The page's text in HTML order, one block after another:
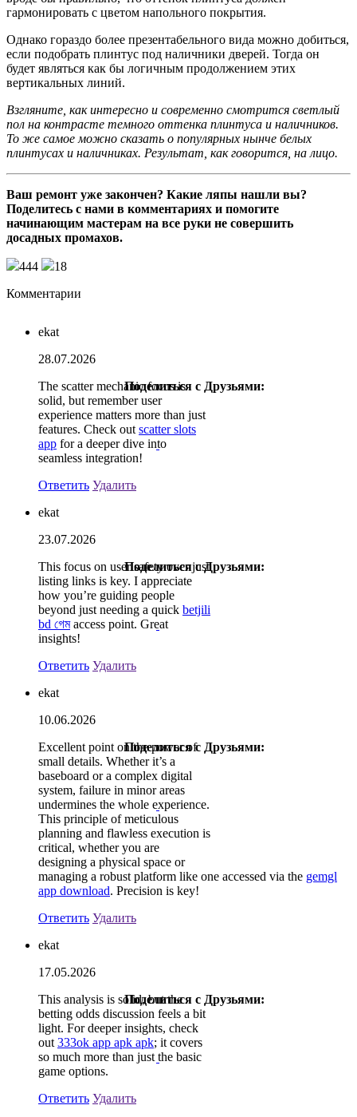
гармонировать с цветом напольного покрытия.
Однако гораздо более презентабельного вида можно добиться,
если подобрать плинтус под наличники дверей. Тогда он
будет являться как бы логичным продолжением этих
вертикальных линий.
Взгляните, как интересно и современно смотрится светлый
пол на контрасте темного оттенка плинтуса и наличников.
То же самое можно сказать о популярных нынче белых
плинтусах и наличниках. Результат, как говорится, на лицо.
Ваш ремонт уже закончен? Какие ляпы нашли вы?
Поделитесь с нами в комментариях и помогите
начинающим мастерам на все руки не совершить
досадных промахов.
444
18
Комментарии
ekat
28.07.2026
Поделиться с Друзьями:
The scatter mechanic focus is
solid, but remember user
experience matters more than just
features. Check out scatter slots
app for a deeper dive into
seamless integration!
Ответить Удалить
ekat
23.07.2026
Поделиться с Друзьями:
This focus on user safety over just
listing links is key. I appreciate
how you’re guiding people
beyond just needing a quick betjili
bd গেমaccess point. Great
insights!
Ответить Удалить
ekat
10.06.2026
Поделиться с Друзьями:
Excellent point on the power of
small details. Whether it’s a
baseboard or a complex digital
system, failure in minor areas
undermines the whole experience.
This principle of meticulous
planning and flawless execution is
critical, whether you are
designing a physical space or
managing a robust platform like one accessed via the gemgl
app download. Precision is key!
Ответить Удалить
ekat
17.05.2026
Поделиться с Друзьями:
This analysis is solid, but the
betting odds discussion feels a bit
light. For deeper insights, check
out 333ok app apk apk; it covers
so much more than just the basic
game options.
Ответить Удалить